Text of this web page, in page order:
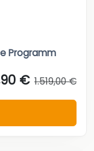
Programm
€ 1.519,00 €